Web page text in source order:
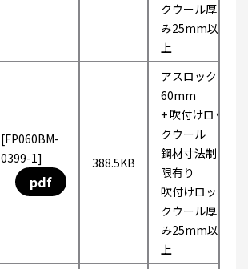
クウール厚
み25mm以
上
[FP060BM-
0399-1]
pdf
388.5KB
アスロック
60mm
+ 吹付けロッ
クウール
鋼材寸法制
限有り
吹付けロッ
クウール厚
み25mm以
上